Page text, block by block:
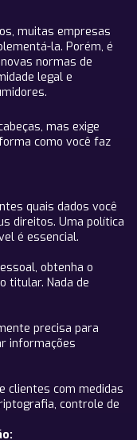
muitas empresas
la. Porém, é
normas de
legal e
mas exige
como você faz
quais dados você
direitos. Uma política
é essencial.
obtenha o
titular. Nada de
precisa para
informações
clientes com medidas
controle de